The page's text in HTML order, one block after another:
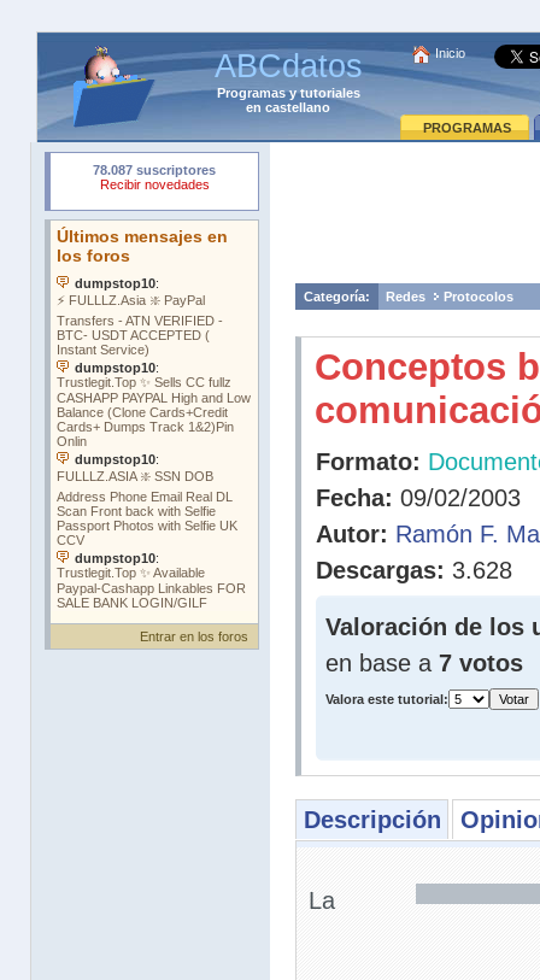
ABCdatos
Programasytutoriales
en castellano
Inicio
PROGRAMAS
Entrar en los foros
Categoría: Redes Protocolos
Conceptos
Formato:
Fecha: 09/02/2003
Autor: Ramón F.
Descargas: 3.628
Valoración de los
en base a 7 votos
Valora este tutorial:
Descripción
La